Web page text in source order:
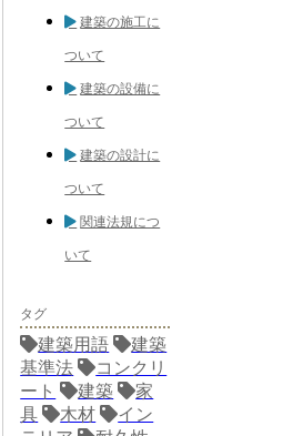
建築の施工に
ついて
建築の設備に
ついて
建築の設計に
ついて
関連法規につ
いて
タグ
建築用語
建築
基準法
コンクリ
ート
建築
家
具
木材
イン